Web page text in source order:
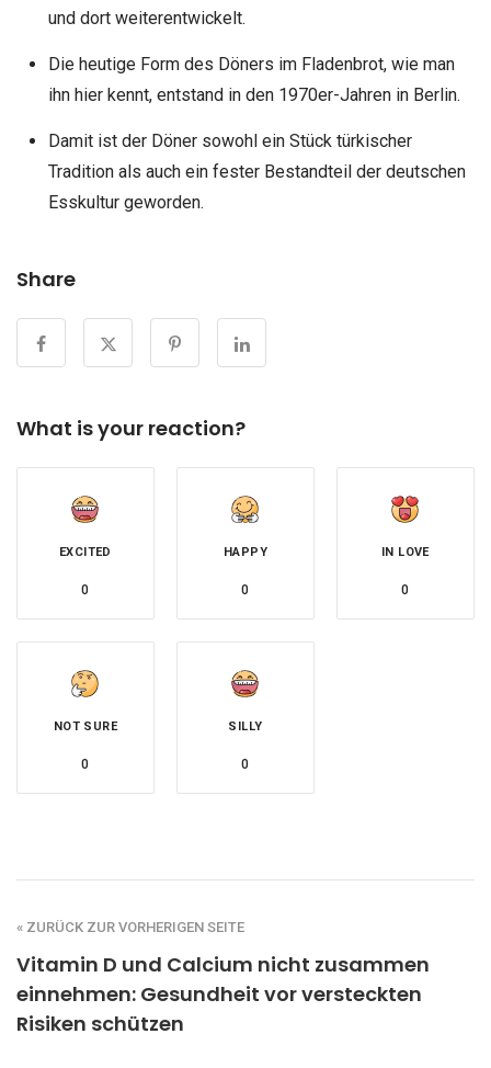
und dort weiterentwickelt.
Die heutige Form des Döners im Fladenbrot, wie man
ihn hier kennt, entstand in den 1970er-Jahren in Berlin.
Damit ist der Döner sowohl ein Stück türkischer
Tradition als auch ein fester Bestandteil der deutschen
Esskultur geworden.
Share
What is your reaction?
EXCITED
0
HAPPY
0
IN LOVE
0
NOT SURE
0
SILLY
0
« ZURÜCK ZUR VORHERIGEN SEITE
Vitamin D und Calcium nicht zusammen
einnehmen: Gesundheit vor versteckten
Risiken schützen